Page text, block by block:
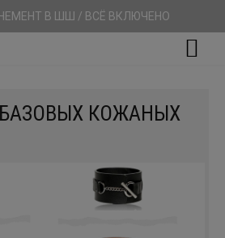
В ШШ / ВСЁ ВКЛЮЧЕНО
КОЖАНЫХ